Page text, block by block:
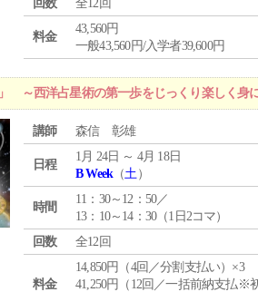
回数
全12回
料金
43,560円
一般43,560円/入学者39,600円
～西洋占星術の第一歩をじっくり楽しく身
講師 森信 彰雄
日程
1月 24日 ～ 4月 18日
B Week（土）
時間
11：30～12：50／
13：10～14：30（1日2コマ）
回数
全12回
料金
14,850円（4回／分割支払い）×3
41,250円（12回／一括前納支払※